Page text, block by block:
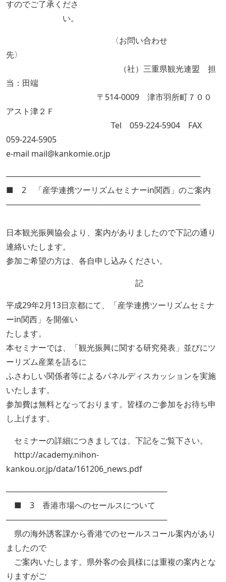
すのでご了承くださ
い。
〈お問い合わせ
先〉
（社）三重県観光連盟 担
当：田端
〒514-0009 津市羽所町７００
アスト津２Ｆ
Tel 059-224-5904 FAX
059-224-5905
e-mail mail@kankomie.or.jp
───────────────────────────────────
■ 2 「産学連携ツーリズムセミナーin関西」のご案内
───────────────────────────────────
日本観光振興協会より、案内がありましたので下記の通り
連絡いたします。
参加ご希望の方は、各自申し込みください。
記
平成29年2月13日京都にて、「産学連携ツーリズムセミナ
ーin関西」を開催い
たします。
本セミナーでは、「観光振興に関する研究発表」並びにツ
ーリズム産業を語るに
ふさわしい関係者等によるパネルディスカッションを実施
いたします。
参加費は無料となっております。皆様のご参加をお待ち申
し上げます。
セミナーの詳細につきましては、下記をご覧下さい。
http://academy.nihon-
kankou.or.jp/data/161206_news.pdf
─────────────────────────────
■ 3 香港市場へのセールスについて
─────────────────────────────
県の海外誘客課から香港でのセールスコール案内があり
ましたので
ご案内いたします。県外客の会員様には重複の案内とな
りますがご